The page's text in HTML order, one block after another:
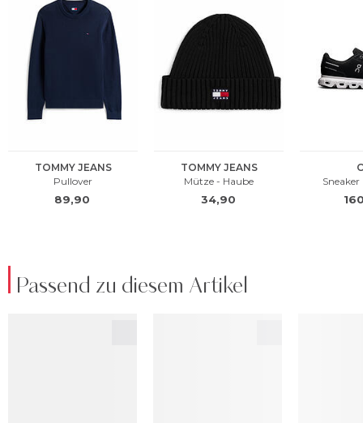
Passend zu diesem Artikel